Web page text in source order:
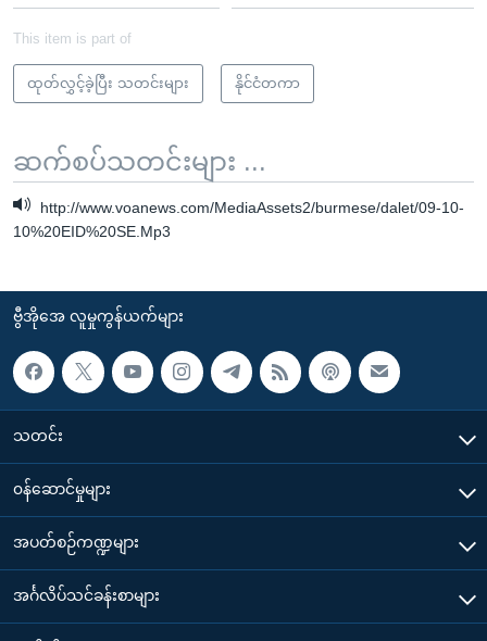
This item is part of
ထုတ်လွှင့်ခဲ့ပြီး သတင်းများ နိုင်ငံတကာ
ဆက်စပ်သတင်းများ ...
http://www.voanews.com/MediaAssets2/burmese/dalet/09-10-
10%20EID%20SE.Mp3
ဗွီအိုအေ လူမှုကွန်ယက်များ
သတင်း
၀န်ဆောင်မှုများ
အပတ်စဉ်ကဏ္ဍများ
အင်္ဂလိပ်သင်ခန်းစာများ